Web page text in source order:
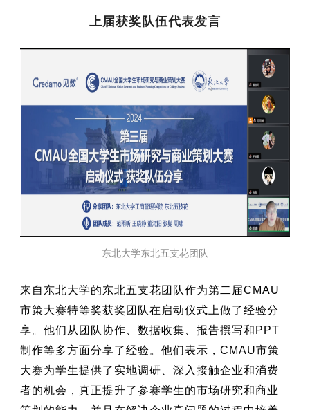
上届获奖队伍代表发言
东北大学东北五支花团队
来自东北大学的东北五支花团队作为第二届CMAU
市策大赛特等奖获奖团队在启动仪式上做了经验分
享。他们从团队协作、数据收集、报告撰写和PPT
制作等多方面分享了经验。他们表示，CMAU市策
大赛为学生提供了实地调研、深入接触企业和消费
者的机会，真正提升了参赛学生的市场研究和商业